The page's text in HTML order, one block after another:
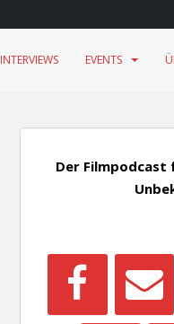
INTERVIEWS EVENTS
Der Filmpodcast